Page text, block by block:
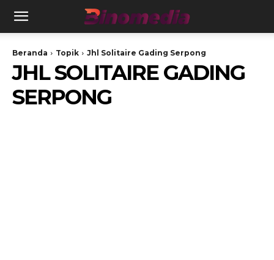
Beranda Topik Jhl Solitaire Gading Serpong
JHL SOLITAIRE GADING
SERPONG